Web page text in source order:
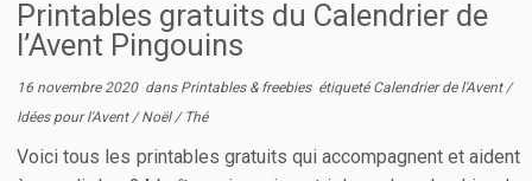
Printables gratuits du Calendrier de
l’Avent Pingouins
16 novembre 2020dans Printables & freebies étiqueté Calendrier de l'Avent /
Idées pour l'Avent /Noël / Thé
Voici tous les printables gratuits qui accompagnent et aident